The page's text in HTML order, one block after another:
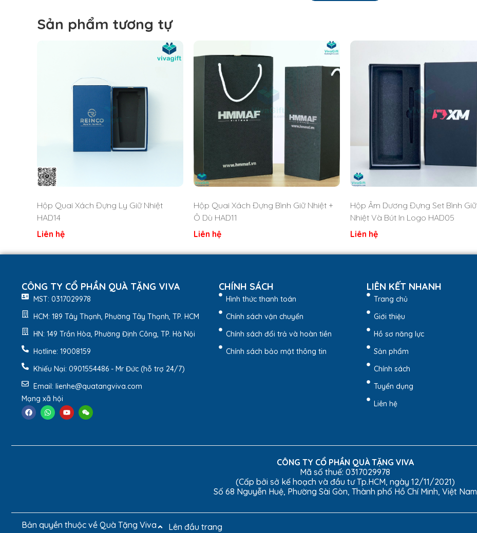
Sản phẩm tương tự
Hộp Quai Xách Đựng Ly Giữ Nhiệt
HAD14
Liên hệ
Hộp Quai Xách Đựng Bình Giữ Nhiệt +
Ô Dù HAD11
Liên hệ
Hộp Âm Dương Đựng Set Bình Giữ
Nhiệt Và Bút In Logo HAD05
Liên hệ
CÔNG TY CỔ PHẦN QUÀ TẶNG VIVA
MST: 0317029978
HCM: 189 Tây Thạnh, Phường Tây Thạnh, TP. HCM
HN: 149 Trần Hòa, Phường Định Công, TP. Hà Nội
Hotline: 19008159
Khiếu Nại: 0901554486 - Mr Đức (hỗ trợ 24/7)
Email: lienhe@quatangviva.com
Mạng xã hội
CHÍNH SÁCH
Hình thức thanh toán
Chính sách vận chuyển
Chính sách đổi trả và hoàn tiền
Chính sách bảo mật thông tin
LIÊN KẾT NHANH
Trang chủ
Giới thiệu
Hồ sơ năng lực
Sản phẩm
Chính sách
Tuyển dụng
Liên hệ
CÔNG TY CỔ PHẦN QUÀ TẶNG VIVA
Mã số thuế: 0317029978
(Cấp bởi sở kế hoạch và đầu tư Tp.HCM, ngày 12/11/2021)
Số 68 Nguyễn Huệ, Phường Sài Gòn, Thành phố Hồ Chí Minh, Việt Nam
Bản quyền thuộc về Quà Tặng Viva Lên đầu trang